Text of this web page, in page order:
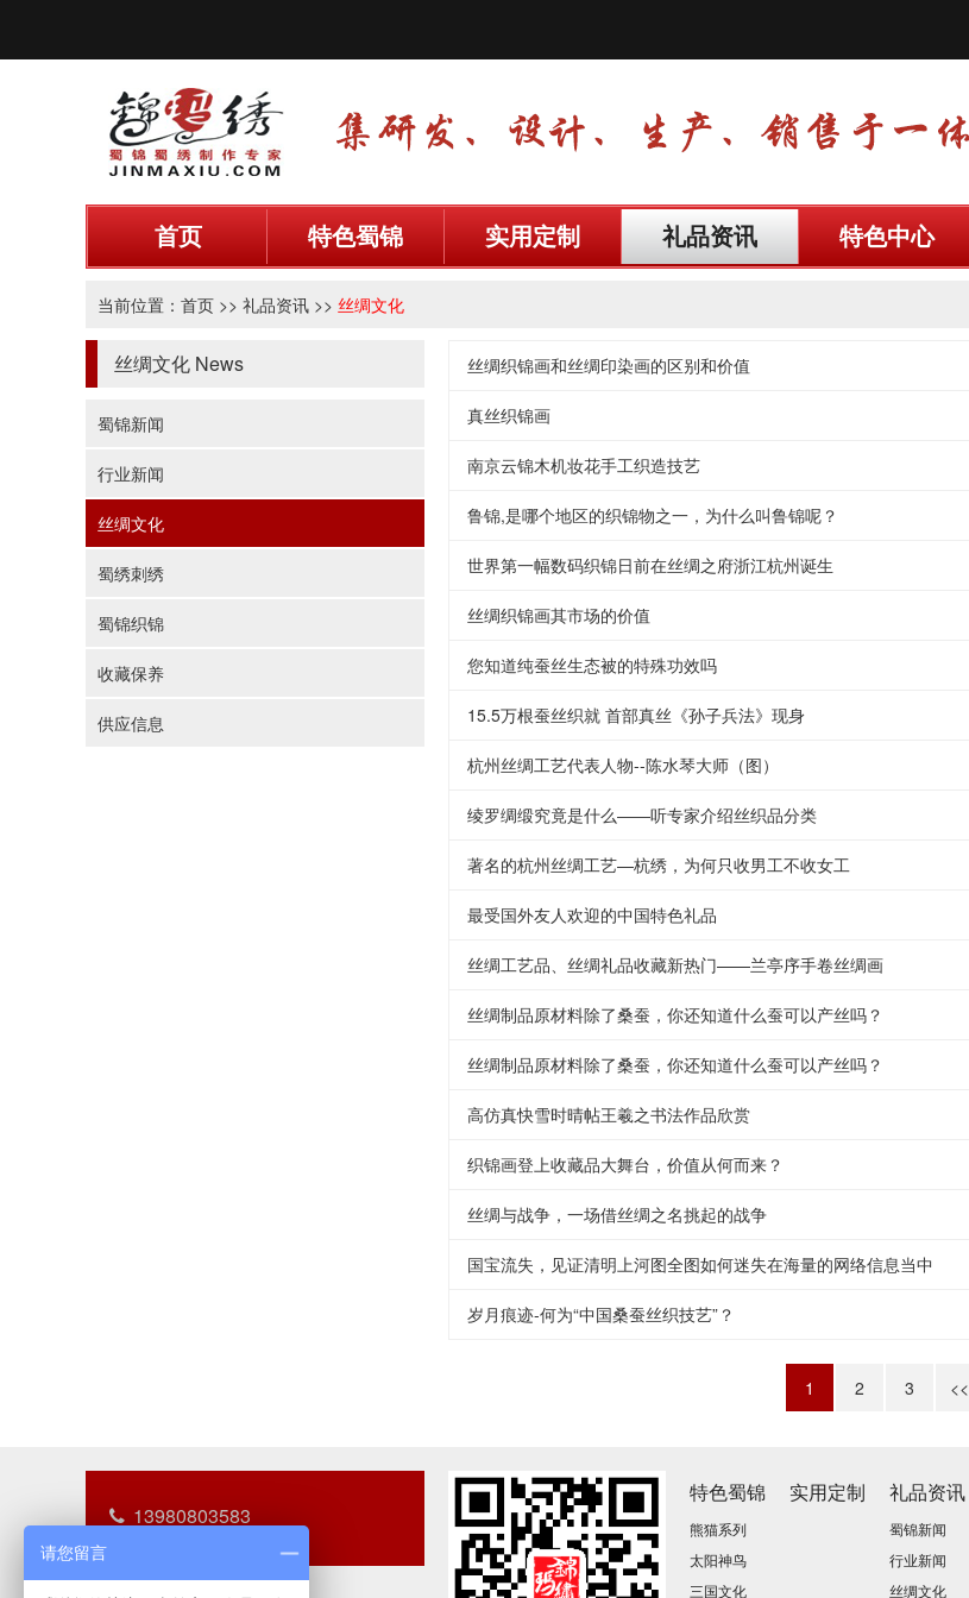
首页 特色蜀锦 实用定制 礼品资讯 特色中心
当前位置： 首页 >> 礼品资讯 >> 丝绸文化
丝绸文化 News
蜀锦新闻
行业新闻
丝绸文化
蜀绣刺绣
蜀锦织锦
收藏保养
供应信息
丝绸织锦画和丝绸印染画的区别和价值
真丝织锦画
南京云锦木机妆花手工织造技艺
鲁锦,是哪个地区的织锦物之一，为什么叫鲁锦呢？
世界第一幅数码织锦日前在丝绸之府浙江杭州诞生
丝绸织锦画其市场的价值
您知道纯蚕丝生态被的特殊功效吗
15.5万根蚕丝织就 首部真丝《孙子兵法》现身
杭州丝绸工艺代表人物--陈水琴大师（图）
绫罗绸缎究竟是什么――听专家介绍丝织品分类
著名的杭州丝绸工艺—杭绣，为何只收男工不收女工
最受国外友人欢迎的中国特色礼品
丝绸工艺品、丝绸礼品收藏新热门——兰亭序手卷丝绸画
丝绸制品原材料除了桑蚕，你还知道什么蚕可以产丝吗？
丝绸制品原材料除了桑蚕，你还知道什么蚕可以产丝吗？
高仿真快雪时晴帖王羲之书法作品欣赏
织锦画登上收藏品大舞台，价值从何而来？
丝绸与战争，一场借丝绸之名挑起的战争
国宝流失，见证清明上河图全图如何迷失在海量的网络信息当中
岁月痕迹-何为“中国桑蚕丝织技艺”？
1 2 3 <<
13980803583
特色蜀锦
熊猫系列
太阳神鸟
三国文化
实用定制 礼品资讯
蜀锦新闻
行业新闻
丝绸文化
请您留言